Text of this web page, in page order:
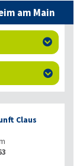
am Main


Claus